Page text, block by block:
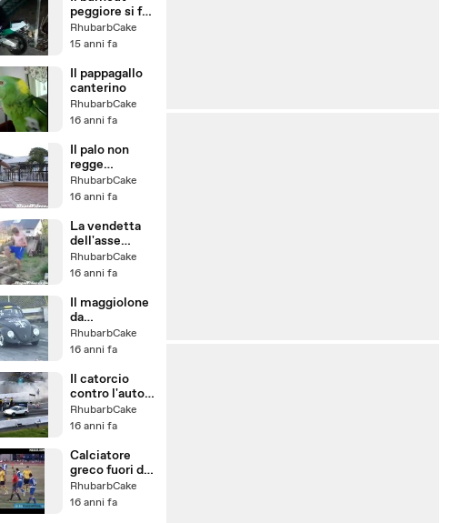
peggiore si fa
nel cortile di
casa
RhubarbCake
15 anni fa
Il pappagallo
canterino
RhubarbCake
16 anni fa
Il palo non
regge
l'acrobata
RhubarbCake
16 anni fa
La vendetta
dell'asse
spezzata
RhubarbCake
16 anni fa
Il maggiolone
da
competizione
RhubarbCake
16 anni fa
Il catorcio
contro l'auto
sportiva
RhubarbCake
16 anni fa
Calciatore
greco fuori di
testa
RhubarbCake
16 anni fa